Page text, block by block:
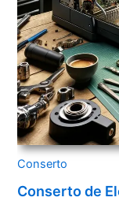
Conserto
Conserto de